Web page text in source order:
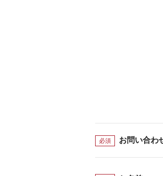
必須 お問い合わ